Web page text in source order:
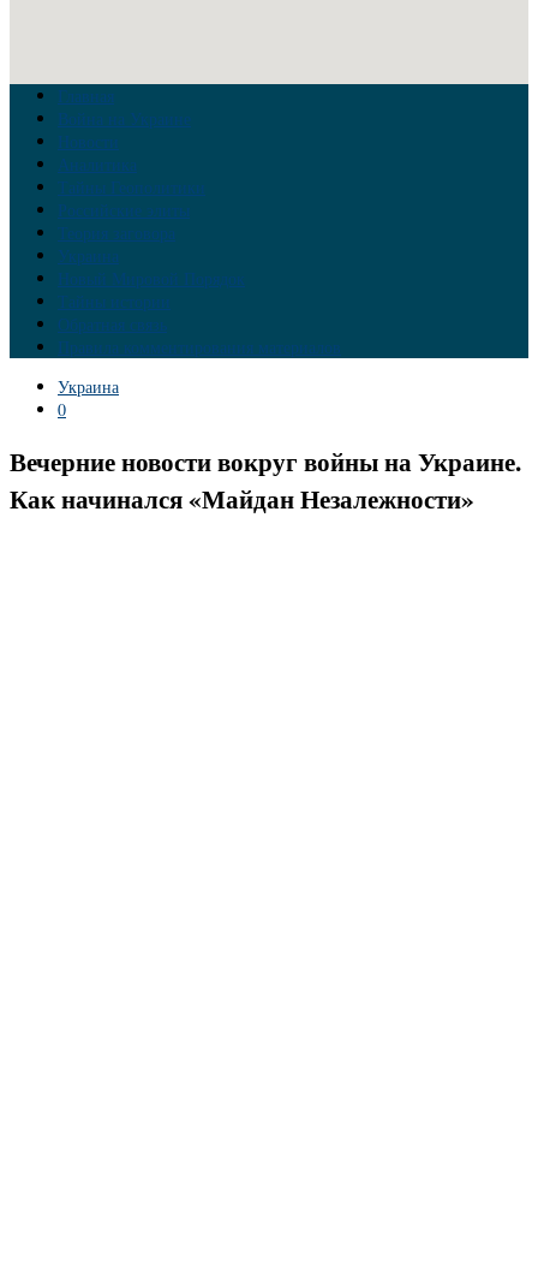
Главная
Война на Украине
Новости
Аналитика
Тайны Геополитики
Российские элиты
Теория заговора
Украина
Новый Мировой Порядок
Тайны истории
Обратная связь
Правила комментирования материалов
Украина
0
Вечерние новости вокруг войны на Украине.
Как начинался «Майдан Незалежности»